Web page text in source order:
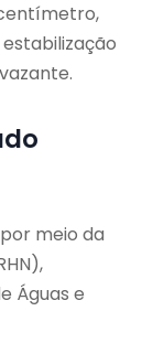
meio da
Águas e